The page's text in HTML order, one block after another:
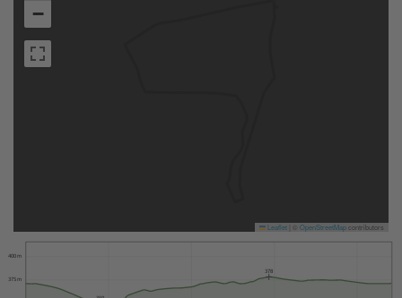
−
Leaflet OpenStreetMapcontributors
375 m
400 m
378